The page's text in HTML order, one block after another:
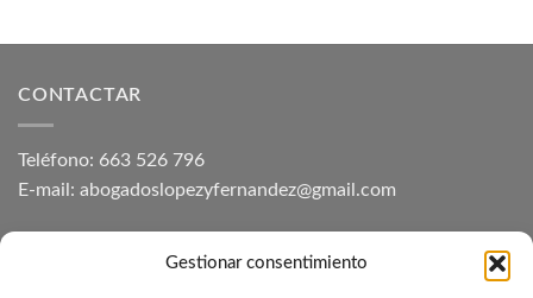
Gestionar consentimiento
CONTACTAR
Teléfono: 663 526 796
E-mail: abogadoslopezyfernandez@gmail.com